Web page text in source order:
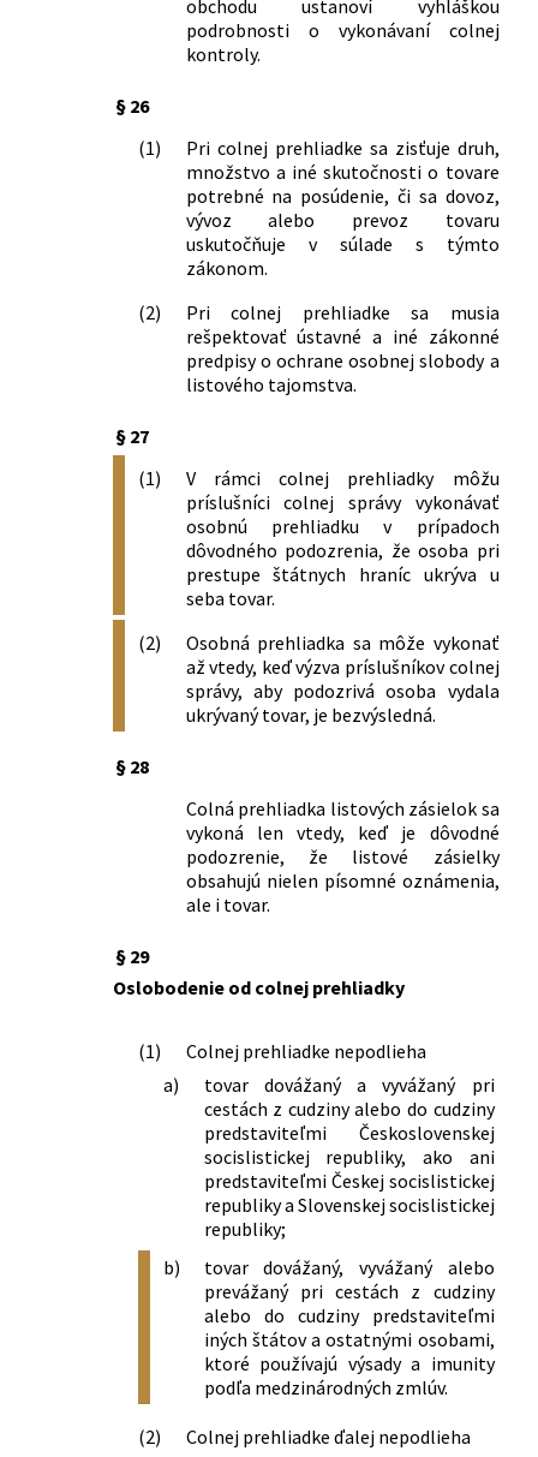
obchodu ustanoví vyhláškou
podrobnosti o vykonávaní colnej
kontroly.
§ 26
(1)
Pri colnej prehliadke sa zisťuje druh,
množstvo a iné skutočnosti o tovare
potrebné na posúdenie, či sa dovoz,
vývoz alebo prevoz tovaru
uskutočňuje v súlade s týmto
zákonom.
(2)
Pri colnej prehliadke sa musia
rešpektovať ústavné a iné zákonné
predpisy o ochrane osobnej slobody a
listového tajomstva.
§ 27
(1)
V rámci colnej prehliadky môžu
príslušníci colnej správy vykonávať
osobnú prehliadku v prípadoch
dôvodného podozrenia, že osoba pri
prestupe štátnych hraníc ukrýva u
seba tovar.
(2)
Osobná prehliadka sa môže vykonať
až vtedy, keď výzva príslušníkov colnej
správy, aby podozrivá osoba vydala
ukrývaný tovar, je bezvýsledná.
§ 28
Colná prehliadka listových zásielok sa
vykoná len vtedy, keď je dôvodné
podozrenie, že listové zásielky
obsahujú nielen písomné oznámenia,
ale i tovar.
§ 29
Oslobodenie od colnej prehliadky
(1)
Colnej prehliadke nepodlieha
a)
tovar dovážaný a vyvážaný pri
cestách z cudziny alebo do cudziny
predstaviteľmi Československej
socislistickej republiky, ako ani
predstaviteľmi Českej socislistickej
republiky a Slovenskej socislistickej
republiky;
b)
tovar dovážaný, vyvážaný alebo
prevážaný pri cestách z cudziny
alebo do cudziny predstaviteľmi
iných štátov a ostatnými osobami,
ktoré používajú výsady a imunity
podľa medzinárodných zmlúv.
(2)
Colnej prehliadke ďalej nepodlieha